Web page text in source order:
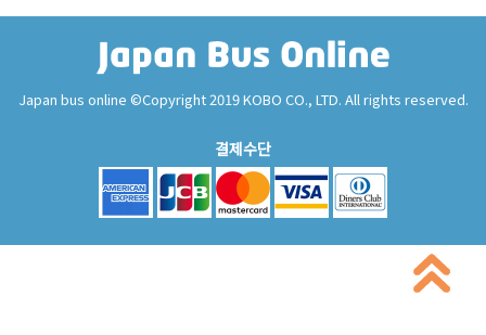
Japan bus online ©Copyright 2019 KOBO CO., LTD. All rights reserved.
결제수단